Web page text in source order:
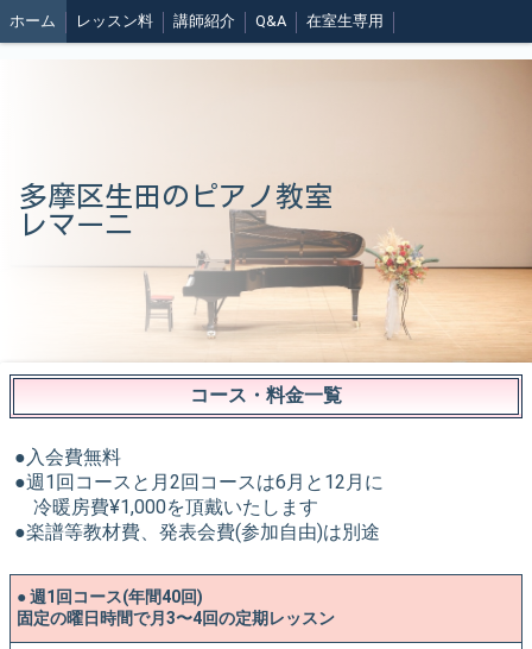
ホーム レッスン料 講師紹介 Q&A 在室生専用
多摩区生田のピアノ教室
レマーニ
コース・料金一覧
●入会費無料
●週1回コースと月2回コースは6月と12月に
冷暖房費¥1,000を頂戴いたします
●楽譜等教材費、発表会費(参加自由)は別途
● 週1回コース(年間40回)
固定の曜日時間で月3〜4回の定期レッスン